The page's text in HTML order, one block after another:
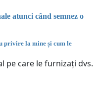
atunci când semnez o
privire la mine și cum le
pe care le furnizați dvs.